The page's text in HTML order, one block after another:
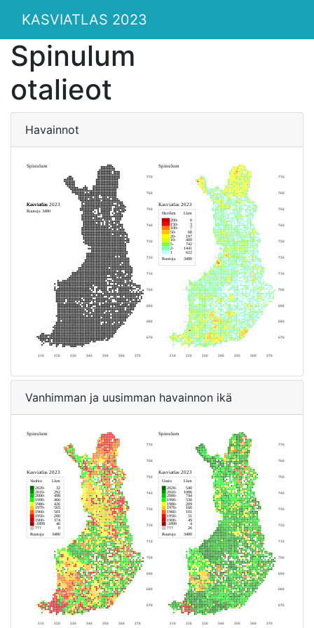
KASVIATLAS 2023
Spinulum
otalieot
Havainnot
Vanhimman ja uusimman havainnon ikä